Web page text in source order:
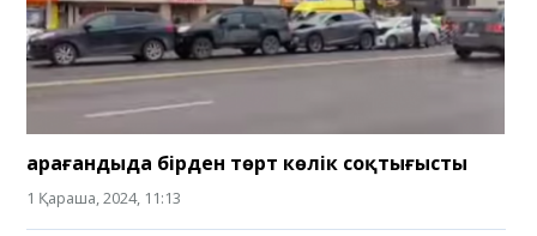
Қарағандыда бірден төрт көлік соқтығысты
1 Қараша, 2024, 11:13